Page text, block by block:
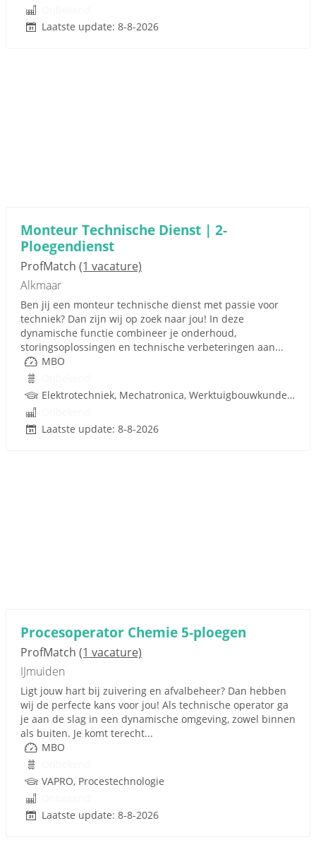
Laatste update: 8-8-2026
Monteur Technische Dienst | 2-
Ploegendienst
ProfMatch (1 vacature)
Alkmaar
Ben jij een monteur technische dienst met passie voor
techniek? Dan zijn wij op zoek naar jou! In deze
dynamische functie combineer je onderhoud,
storingsoplossingen en technische verbeteringen aan...
MBO
Elektrotechniek, Mechatronica, Werktuigbouwkunde, Techniek
Laatste update: 8-8-2026
Procesoperator Chemie 5-ploegen
ProfMatch (1 vacature)
IJmuiden
Ligt jouw hart bij zuivering en afvalbeheer? Dan hebben
wij de perfecte kans voor jou! Als technische operator ga
je aan de slag in een dynamische omgeving, zowel binnen
als buiten. Je komt terecht...
MBO
VAPRO, Procestechnologie
Laatste update: 8-8-2026